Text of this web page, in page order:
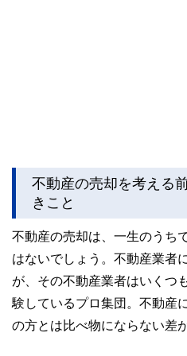
不動産の売却を考える
きこと
不動産の売却は、一生のうち
はないでしょう。不動産業者
が、その不動産業者はいくつ
験しているプロ集団。不動産
の方とは比べ物にならない差